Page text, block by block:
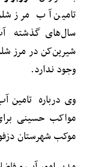
تامین آب مرز
سال‌های گذشته
شیرین‌کن در مرز
وجود ندارد.
وی درباره تامین
مواکب حسینی
موکب شهرستان